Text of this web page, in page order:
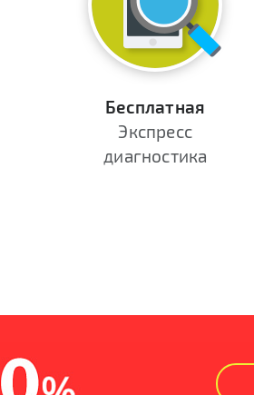
Бесплатная
Экспресс
диагностика